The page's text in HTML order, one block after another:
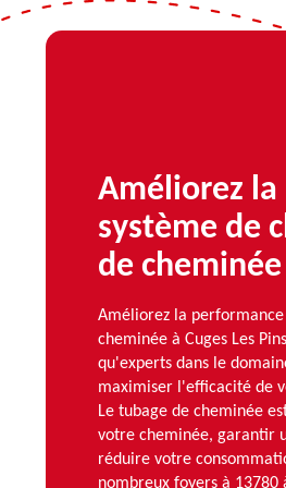
Améliorez
système de
de cheminée
Améliorez la
cheminée à Cuges Les
qu'experts dans le
maximiser l'efficacité de
Le tubage de cheminée
votre cheminée, garantir
réduire votre
nombreux foyers à